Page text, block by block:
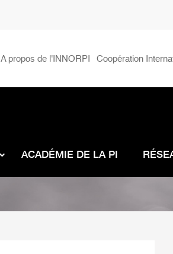
Menu
A propos de l'INNORPI Coopération
ACADÉMIE DE LA PI